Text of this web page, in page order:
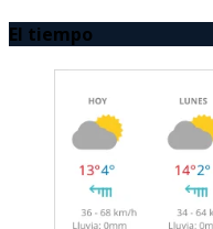
El tiempo